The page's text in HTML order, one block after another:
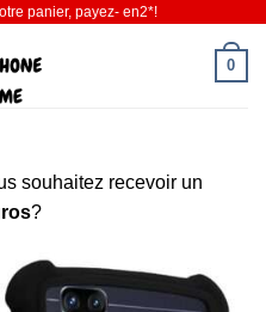
panier, payez- en2*!
0
souhaitez recevoir un
?